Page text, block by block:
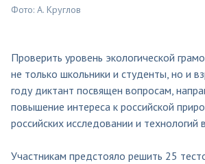
Фото: А. Круглов
Проверить уровень экологической
не только школьники и студенты, но и
году диктант посвящен вопросам,
повышение интереса к российской
российских исследовании и технологий
Участникам предстояло решить 25